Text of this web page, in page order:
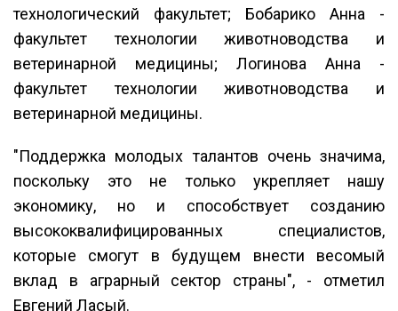
технологический факультет; Бобарико Анна -
факультет технологии животноводства и
ветеринарной медицины; Логинова Анна -
факультет технологии животноводства и
ветеринарной медицины.
"Поддержка молодых талантов очень значима,
поскольку это не только укрепляет нашу
экономику, но и способствует созданию
высококвалифицированных специалистов,
которые смогут в будущем внести весомый
вклад в аграрный сектор страны", - отметил
Евгений Ласый.